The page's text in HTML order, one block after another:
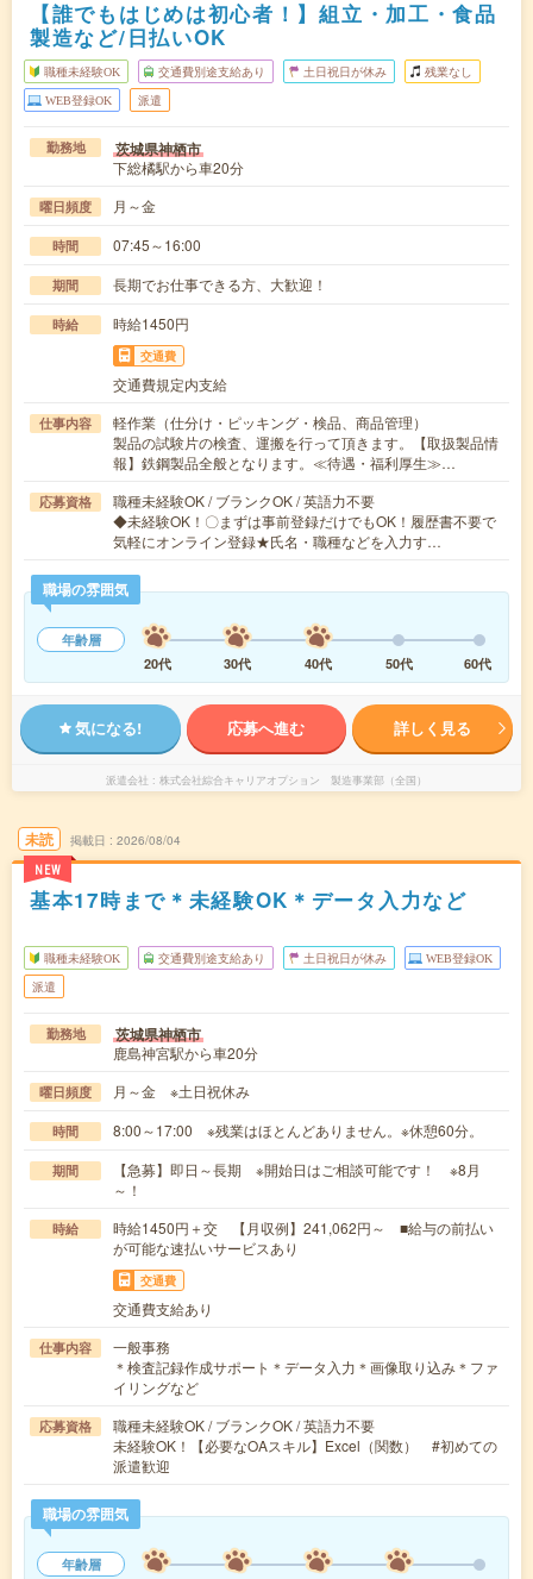
【誰でもはじめは初心者！】組立・加工・食品
製造など/日払いOK
職種未経験OK 交通費別途支給あり 土日祝日が休み 残業なし
WEB登録OK 派遣
勤務地 茨城県神栖市
下総橘駅から車20分
曜日頻度 月～金
時間 07:45～16:00
期間 長期でお仕事できる方、大歓迎！
時給 時給1450円
交通費
交通費規定内支給
仕事内容
軽作業（仕分け・ピッキング・検品、商品管理）
製品の試験片の検査、運搬を行って頂きます。【取扱製品情
報】鉄鋼製品全般となります。≪待遇・福利厚生≫…
応募資格
職種未経験OK / ブランクOK / 英語力不要
◆未経験OK！〇まずは事前登録だけでもOK！履歴書不要で
気軽にオンライン登録★氏名・職種などを入力す…
職場の雰囲気
年齢層
20代
30代 40代 50代 60代
気になる! 応募へ進む 詳しく見る
派遣会社 株式会社綜合キャリアオプション 製造事業部（全国）
未読
NEW
掲載日 2026/08/04
基本17時まで＊未経験OK＊データ入力など
職種未経験OK 交通費別途支給あり 土日祝日が休み WEB登録OK
派遣
勤務地 茨城県神栖市
鹿島神宮駅から車20分
曜日頻度 月～金 ※土日祝休み
時間 8:00～17:00 ※残業はほとんどありません。※休憩60分。
期間
【急募】即日～長期 ※開始日はご相談可能です！ ※8月
～！
時給
時給1450円＋交 【月収例】241,062円～ ■給与の前払い
が可能な速払いサービスあり
交通費
交通費支給あり
仕事内容
一般事務
＊検査記録作成サポート＊データ入力＊画像取り込み＊ファ
イリングなど
応募資格
職種未経験OK / ブランクOK / 英語力不要
未経験OK！【必要なOAスキル】Excel（関数） #初めての
派遣歓迎
職場の雰囲気
年齢層